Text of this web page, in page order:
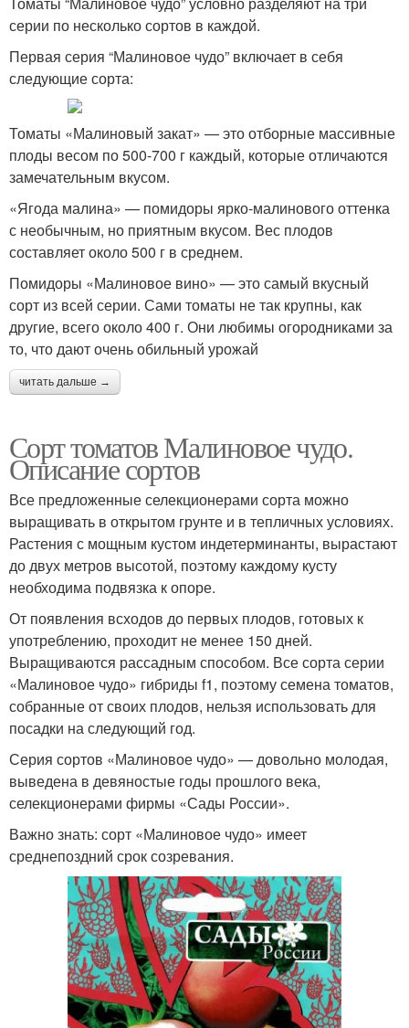
серии по несколько сортов в каждой.
Первая серия “Малиновое чудо” включает в себя
следующие сорта:
Томаты «Малиновый закат» — это отборные массивные
плоды весом по 500-700 г каждый, которые отличаются
замечательным вкусом.
«Ягода малина» — помидоры ярко-малинового оттенка
с необычным, но приятным вкусом. Вес плодов
составляет около 500 г в среднем.
Помидоры «Малиновое вино» — это самый вкусный
сорт из всей серии. Сами томаты не так крупны, как
другие, всего около 400 г. Они любимы огородниками за
то, что дают очень обильный урожай
читать дальше →
Сорт томатов Малиновое чудо.
Описание сортов
Все предложенные селекционерами сорта можно
выращивать в открытом грунте и в тепличных условиях.
Растения с мощным кустом индетерминанты, вырастают
до двух метров высотой, поэтому каждому кусту
необходима подвязка к опоре.
От появления всходов до первых плодов, готовых к
употреблению, проходит не менее 150 дней.
Выращиваются рассадным способом. Все сорта серии
«Малиновое чудо» гибриды f1, поэтому семена томатов,
собранные от своих плодов, нельзя использовать для
посадки на следующий год.
Серия сортов «Малиновое чудо» — довольно молодая,
выведена в девяностые годы прошлого века,
селекционерами фирмы «Сады России».
Важно знать: сорт «Малиновое чудо» имеет
среднепоздний срок созревания.